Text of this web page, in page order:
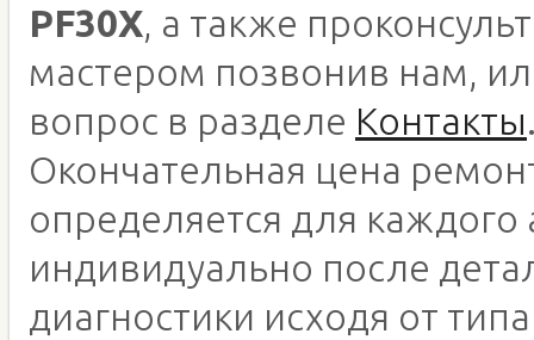
PF30X, а также
мастером позвонив нам,
вопрос в разделе Контакты
Окончательная цена
определяется для каждого
индивидуально после
диагностики исходя от типа